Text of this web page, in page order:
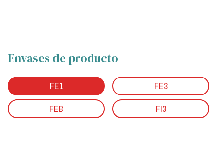
Envases de producto
FE1
FE3
FEB
FI3